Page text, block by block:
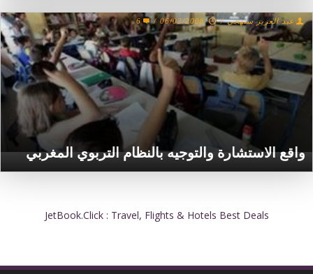
واقع الاستشارة والتوجيه بالنظام التربوي المغربي
عبد العزيز سنهجي /
06/02/2008
/
6
JetBook.Click : Travel, Flights & Hotels Best Deals